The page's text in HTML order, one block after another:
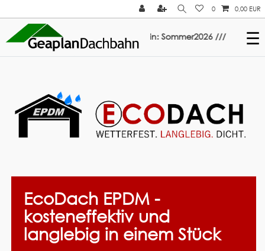
0 0,00 EUR
& Multi-Fix: Gutschein: Sommer2026 /// ☰
EcoDach EPDM -
kosteneffektiv und
langlebig in einem Stück